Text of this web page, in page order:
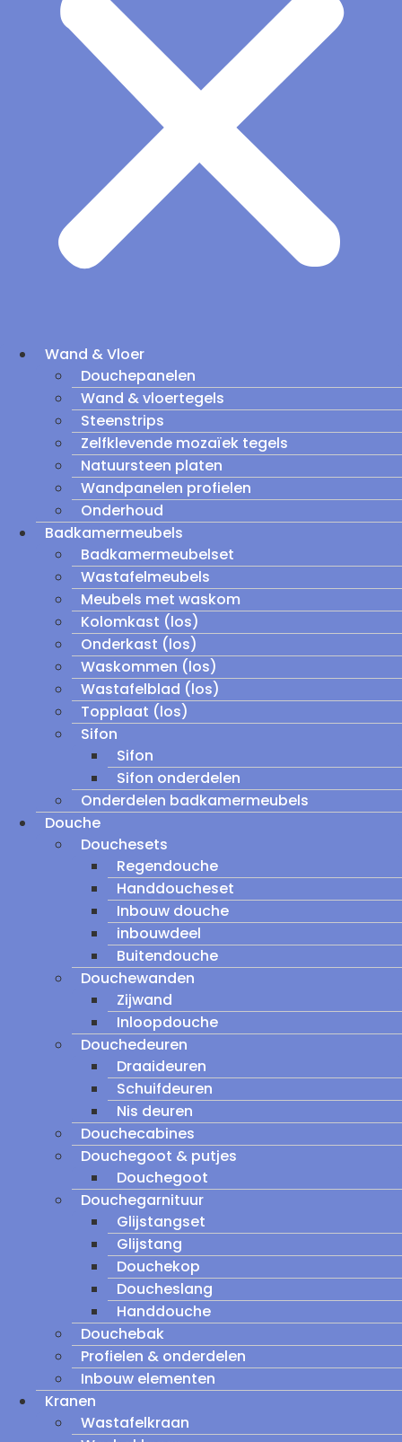
Wand & Vloer
Douchepanelen
Wand & vloertegels
Steenstrips
Zelfklevende mozaïek tegels
Natuursteen platen
Wandpanelen profielen
Onderhoud
Badkamermeubels
Badkamermeubelset
Wastafelmeubels
Meubels met waskom
Kolomkast (los)
Onderkast (los)
Waskommen (los)
Wastafelblad (los)
Topplaat (los)
Sifon
Sifon
Sifon onderdelen
Onderdelen badkamermeubels
Douche
Douchesets
Regendouche
Handdoucheset
Inbouw douche
inbouwdeel
Buitendouche
Douchewanden
Zijwand
Inloopdouche
Douchedeuren
Draaideuren
Schuifdeuren
Nis deuren
Douchecabines
Douchegoot & putjes
Douchegoot
Douchegarnituur
Glijstangset
Glijstang
Douchekop
Doucheslang
Handdouche
Douchebak
Profielen & onderdelen
Inbouw elementen
Kranen
Wastafelkraan